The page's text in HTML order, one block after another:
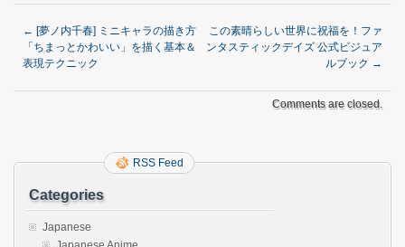
← [夢ノ内千春] ミニキャラの描き方
「ちまっとかわいい」を描く基本＆
表現テクニック
この素晴らしい世界に祝福を！ファ
ンタスティックデイズ 公式ビジュア
ルブック →
Comments are closed.
RSS Feed
Categories
Japanese